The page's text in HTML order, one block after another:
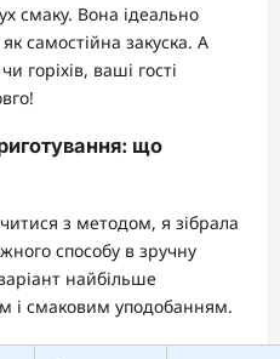
смаку. Вона ідеально
самостійна закуска. А
горіхів, ваші гості
що
з методом, я зібрала
способу в зручну
найбільше
і смаковим уподобанням.